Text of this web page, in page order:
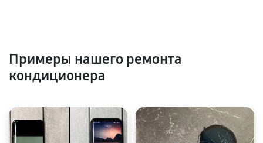
Примеры нашего ремонта
кондиционера